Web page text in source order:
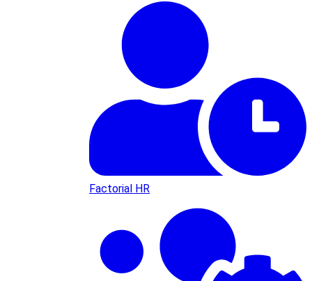
Factorial HR